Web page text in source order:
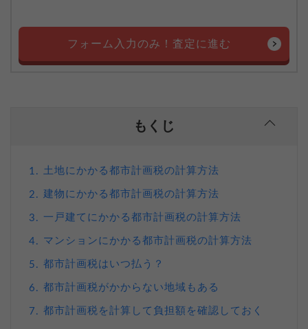
フォーム入力のみ！査定に進む
もくじ
1. 土地にかかる都市計画税の計算方法
2. 建物にかかる都市計画税の計算方法
3. 一戸建てにかかる都市計画税の計算方法
4. マンションにかかる都市計画税の計算方法
5. 都市計画税はいつ払う？
6. 都市計画税がかからない地域もある
7. 都市計画税を計算して負担額を確認しておく